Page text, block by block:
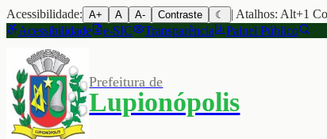
Acessibilidade: A+ A A- Contraste ☾
| Atalhos: Alt+1
Acessibilidade
e-SIC Transparência Painel Público
Prefeitura de
Lupionópolis